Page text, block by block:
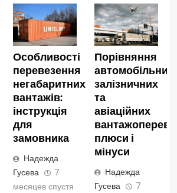
Особливості
перевезення
негабаритних
вантажів:
інструкція
для
замовника
Надежда
Гусева
7
месяцев спустя
Порівняння
автомобільних,
залізничних
та
авіаційних
плюси і
мінуси
Надежда
Гусева
7